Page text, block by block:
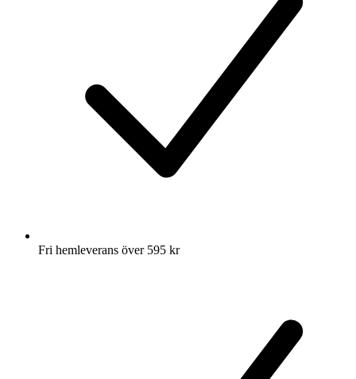
Fri hemleverans över 595 kr